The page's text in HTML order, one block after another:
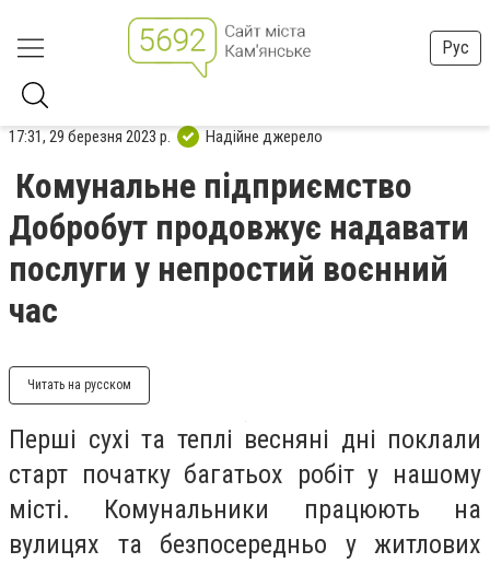
Рус
17:31, 29 березня 2023 р. Надійне джерело
Комунальне підприємство
Добробут продовжує надавати
послуги у непростий воєнний
час
Читать на русском
Перші сухі та теплі весняні дні поклали
старт початку багатьох робіт у нашому
місті. Комунальники працюють на
вулицях та безпосередньо у житлових